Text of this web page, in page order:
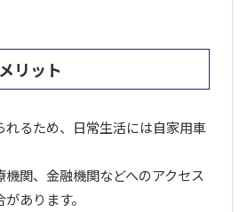
リット
れるため、日常生活には自家用車
機関、金融機関などへのアクセス
あります。